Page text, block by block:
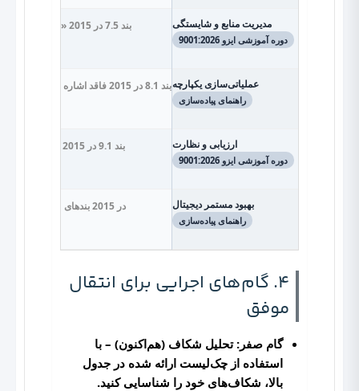
مدیریت منابع و شایستگی
دوره آموزشی ایزو 9001:2026
بند 7.5 در 2015 «رویه مستند» را الزام می‌کرد، اما 2026 آن را حذف و به «اطلاعات مستند» (پایگاه داده، نرم‌افزارها، دانش ضمنی) تغییر داده است. بند 7.2 شایستگی‌های تحلیل داده، امنیت سایبری و سواد دیجیتال را اجباری کرده.
عملیاتی‌سازی یکپارچه
راهنمای پیاده‌سازی
بند 8.1 در 2015 فاقد اشاره به فناوری دیجیتال بود، در 2026 سازمان موظف است «اینترنت اشیا، داده‌های بزرگ و هوش مصنوعی» را در کنترل فرآیندها لحاظ کند. بند 8.5.2 ردیابی را تا سطح تأمین‌کننده اولیه الزامی کرده.
ارزیابی و نظارت
دوره آموزشی ایزو 9001:2026
بند 9.1 در 2015 بر رضایت مشتری و عملکرد فرآیندها متمرکز بود. در 2026 سازمان باید «فرهنگ کیفیت، رفتارهای اخلاقی و شاخص‌های پایداری» را نیز ارزیابی کند. ممیزی داخلی (بند 9.2) باید این ابعاد را پوشش دهد.
بهبود مستمر دیجیتال
راهنمای پیاده‌سازی
در 2015 بندهای 10.1 و 10.3 جدا بودند. 2026 آنها را در یک بند (10.1) تلفیق کرده و بر «داده‌های قابل اتکا و دیجیتال» تأکید دارد. سازمان باید از تحلیل داده‌های بزرگ برای کشف فرصت‌های بهبود استفاده کند.
4. گام‌های اجرایی برای انتقال
موفق
گام صفر: تحلیل شکاف (هم‌اکنون) – با
استفاده از چک‌لیست ارائه شده در جدول
بالا، شکاف‌های خود را شناسایی کنید.